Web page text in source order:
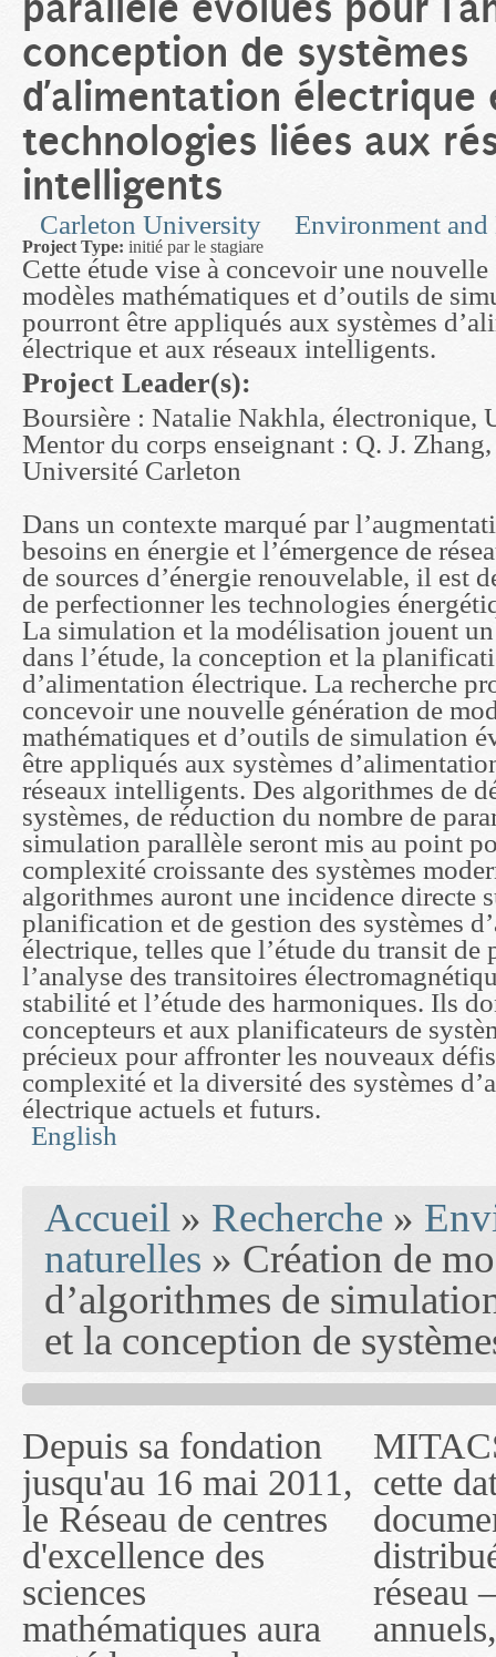
conception de systèmes
d’alimentation électrique
technologies liées aux
intelligents
Carleton University Environment and
Project Type: initié par le stagiare
Cette étude vise à concevoir une nouvelle
modèles mathématiques et d’outils de
pourront être appliqués aux systèmes
électrique et aux réseaux intelligents.
Project Leader(s):
Boursière : Natalie Nakhla, électronique,
Mentor du corps enseignant : Q. J.
Université Carleton
Dans un contexte marqué par
besoins en énergie et l’émergence de
de sources d’énergie renouvelable, il est
de perfectionner les technologies
La simulation et la modélisation jouent
dans l’étude, la conception et la
d’alimentation électrique. La recherche
concevoir une nouvelle génération de
mathématiques et d’outils de simulation
être appliqués aux systèmes
réseaux intelligents. Des algorithmes de
systèmes, de réduction du nombre de
simulation parallèle seront mis au point
complexité croissante des systèmes
algorithmes auront une incidence directe
planification et de gestion des systèmes
électrique, telles que l’étude du transit de
l’analyse des transitoires
stabilité et l’étude des harmoniques. Ils
concepteurs et aux planificateurs de
précieux pour affronter les nouveaux
complexité et la diversité des systèmes
électrique actuels et futurs.
English
Accueil » Recherche »
naturelles » Création de
d’algorithmes de
et la conception de
Depuis sa fondation
jusqu'au 16 mai 2011,
le Réseau de centres
d'excellence des
sciences
mathématiques aura
MITACS inc. Jusqu'à
cette date, les
documents publiés ou
distribués par ce
réseau — rapports
annuels, coupures de
— l'auront désigné
sous le nom de
MITACS inc. À
compter du 16 mai
2011, toutefois, le
réseau portera le nom